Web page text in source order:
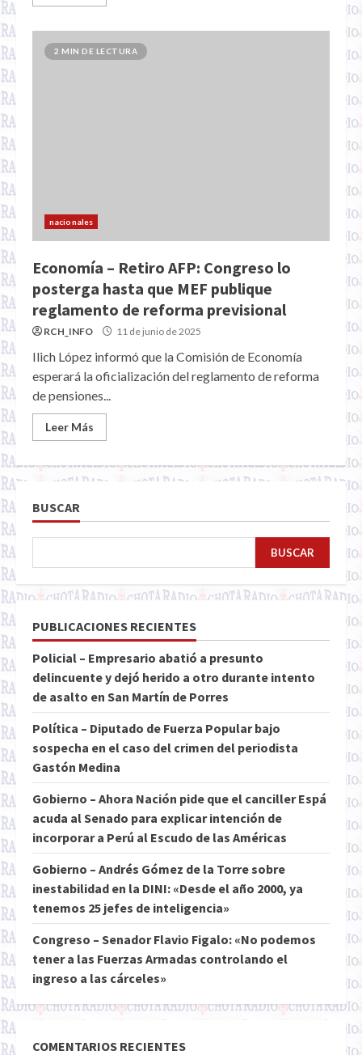
2 MIN DE LECTURA
nacionales
Economía – Retiro AFP: Congreso lo
posterga hasta que MEF publique
reglamento de reforma previsional
RCH_INFO 11 de junio de 2025
Ilich López informó que la Comisión de Economía
esperará la oficialización del reglamento de reforma
de pensiones...
Leer Más
BUSCAR
BUSCAR
PUBLICACIONES RECIENTES
Policial – Empresario abatió a presunto
delincuente y dejó herido a otro durante intento
de asalto en San Martín de Porres
Política – Diputado de Fuerza Popular bajo
sospecha en el caso del crimen del periodista
Gastón Medina
Gobierno – Ahora Nación pide que el canciller Espá
acuda al Senado para explicar intención de
incorporar a Perú al Escudo de las Américas
Gobierno – Andrés Gómez de la Torre sobre
inestabilidad en la DINI: «Desde el año 2000, ya
tenemos 25 jefes de inteligencia»
Congreso – Senador Flavio Figalo: «No podemos
tener a las Fuerzas Armadas controlando el
ingreso a las cárceles»
COMENTARIOS RECIENTES